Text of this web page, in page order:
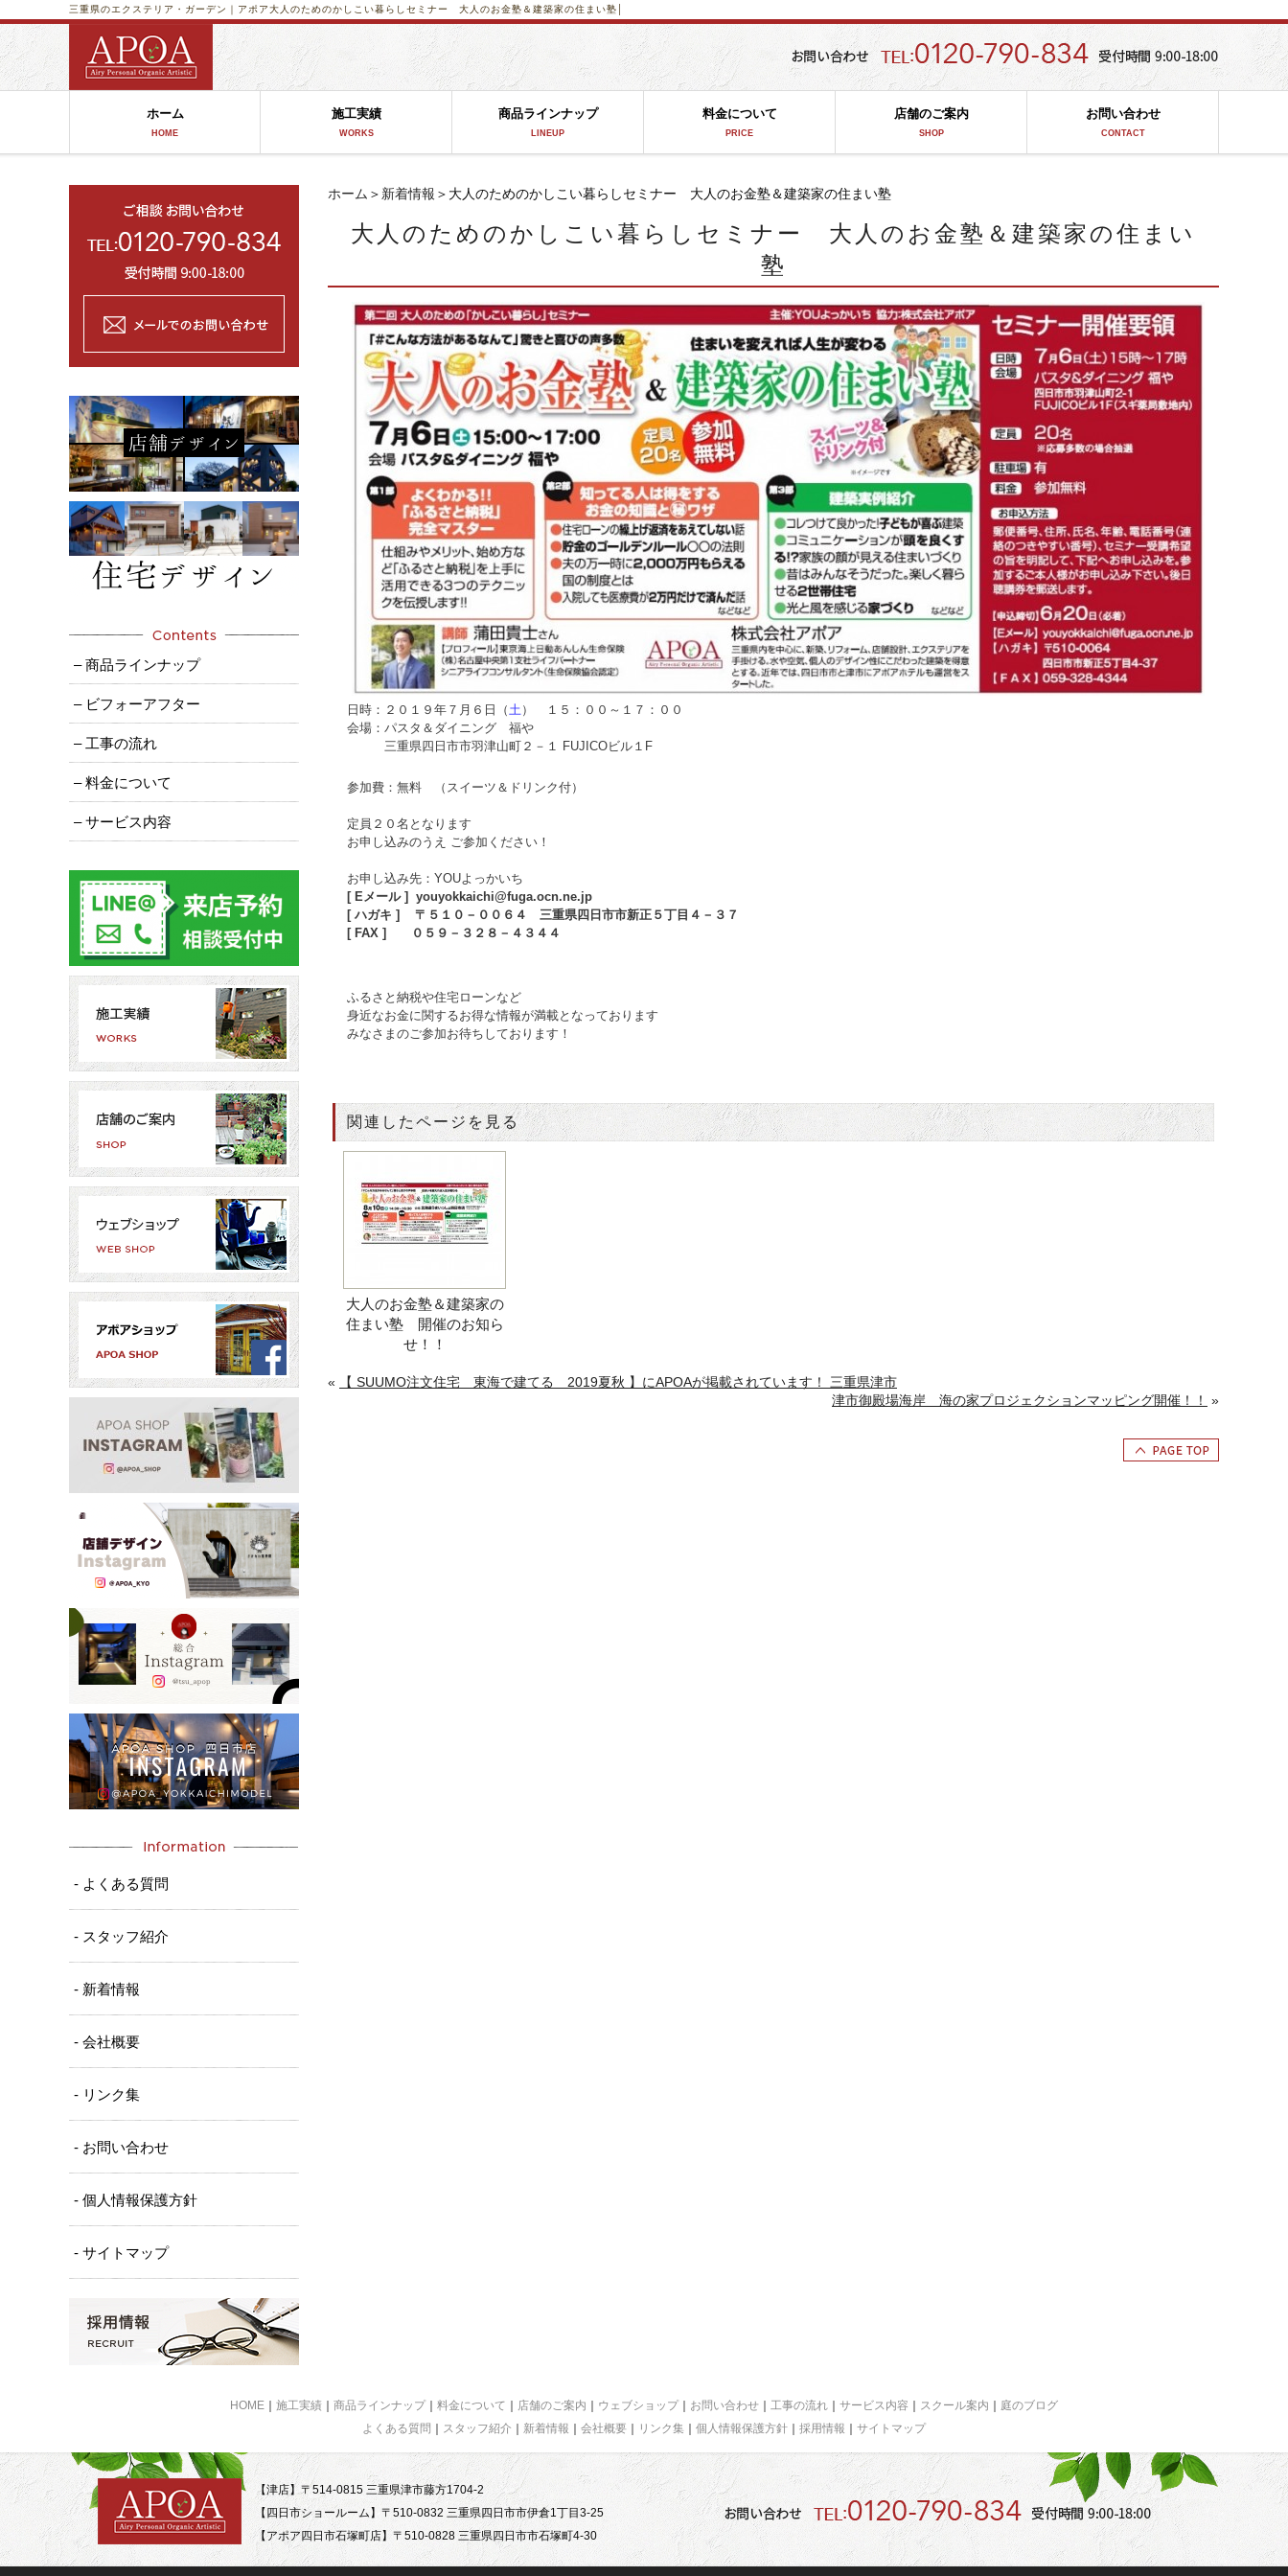
大人のためのかしこい暮らしセミナー 大人のお金塾＆建築家の住まい塾│
三重県のエクステリア・ガーデン｜アポア
ホーム
HOME
施工実績
WORKS
商品ラインナップ
LINEUP
料金について
PRICE
店舗のご案内
SHOP
お問い合わせ
CONTACT
ホーム ＞ 新着情報 ＞大人のためのかしこい暮らしセミナー 大人のお金塾＆建築家の住まい塾
大人のためのかしこい暮らしセミナー 大人のお金塾＆建築家の住まい
塾
日時：２０１９年７月６日（土） １５：００～１７：００
会場：パスタ＆ダイニング 福や
三重県四日市市羽津山町２－１ FUJICOビル１F
参加費：無料 （スイーツ＆ドリンク付）
定員２０名となります
お申し込みのうえ ご参加ください！
お申し込み先：YOUよっかいち
[ Eメール ] youyokkaichi@fuga.ocn.ne.jp
[ ハガキ ] 〒５１０－００６４ 三重県四日市市新正５丁目４－３７
[ FAX ] ０５９－３２８－４３４４
ふるさと納税や住宅ローンなど
身近なお金に関するお得な情報が満載となっております
みなさまのご参加お待ちしております！
関連したページを見る
大人のお金塾＆建築家の
住まい塾 開催のお知ら
せ！！
«
【 SUUMO注文住宅 東海で建てる 2019夏秋 】にAPOAが掲載されています！ 三重県津市
津市御殿場海岸 海の家プロジェクションマッピング開催！！
»
– 商品ラインナップ
– ビフォーアフター
– 工事の流れ
– 料金について
– サービス内容
- よくある質問
- スタッフ紹介
- 新着情報
- 会社概要
- リンク集
- お問い合わせ
- 個人情報保護方針
- サイトマップ
HOME 施工実績 商品ラインナップ 料金について 店舗のご案内 ウェブショップ お問い合わせ 工事の流れ サービス内容 スクール案内
庭のブログ
よくある質問
スタッフ紹介 新着情報 会社概要 リンク集 個人情報保護方針 採用情報 サイトマップ
【津店】〒514-0815 三重県津市藤方1704-2
【四日市ショールーム】〒510-0832 三重県四日市市伊倉1丁目3-25
【アポア四日市石塚町店】〒510-0828 三重県四日市市石塚町4-30